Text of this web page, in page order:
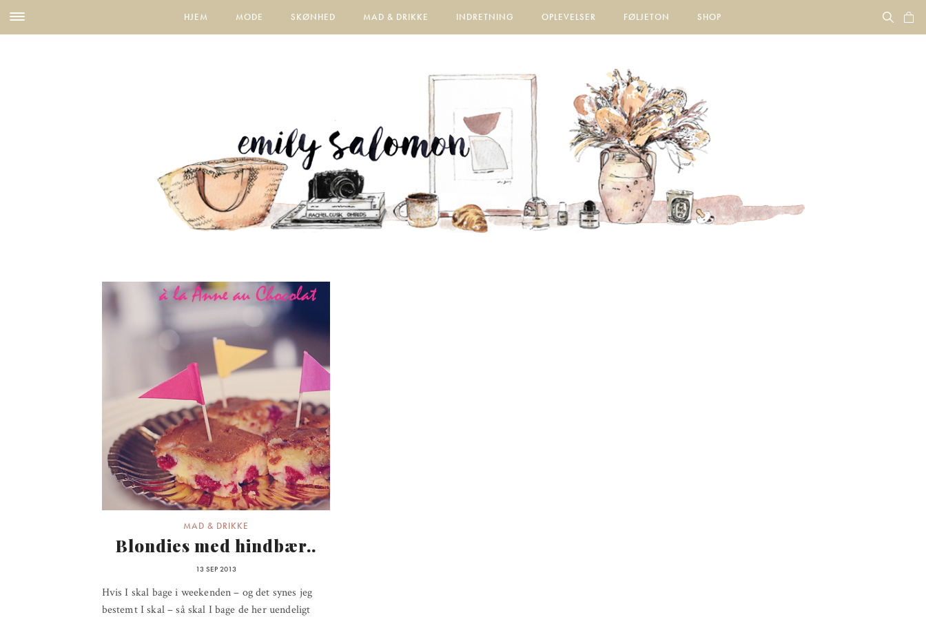
HJEM MODE SKØNHED MAD & DRIKKE INDRETNING OPLEVELSER FØLJETON SHOP
MAD & DRIKKE
Blondies med hindbær..
13 SEP 2013
Hvis I skal bage i weekenden – og det synes jeg
bestemt I skal – så skal I bage de her uendeligt